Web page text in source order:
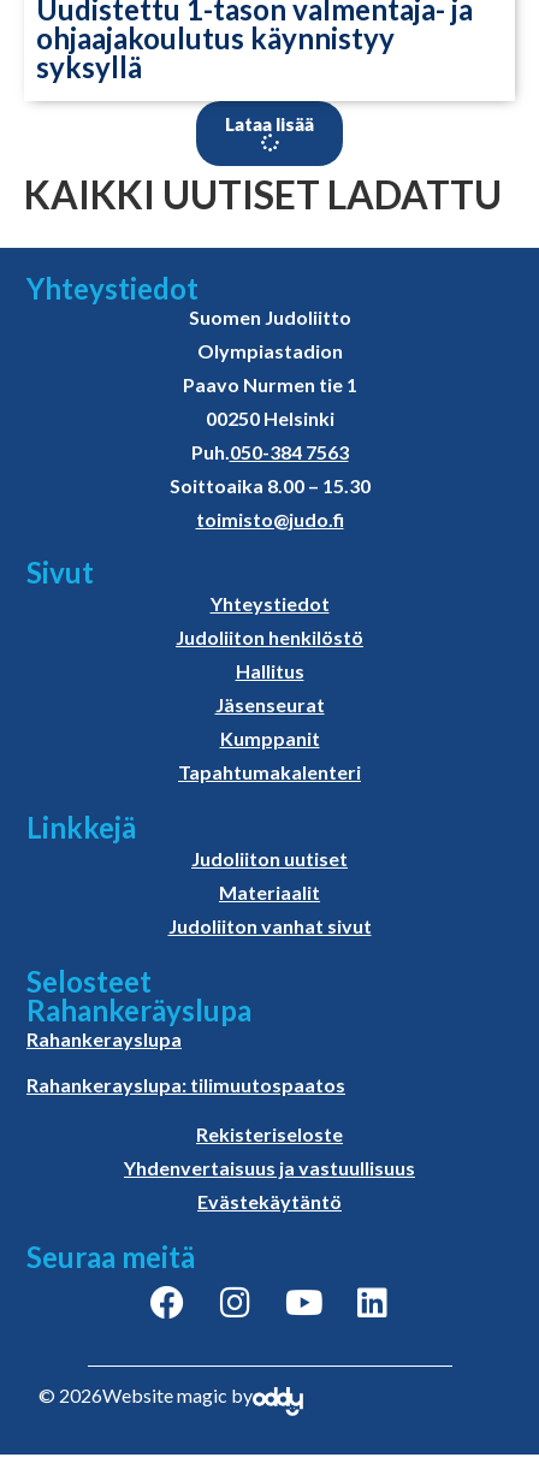
Uudistettu 1-tason valmentaja- ja
ohjaajakoulutus käynnistyy
syksyllä
Lataa lisää
KAIKKI UUTISET LADATTU
Yhteystiedot
Suomen Judoliitto
Olympiastadion
Paavo Nurmen tie 1
00250 Helsinki
Puh.050-384 7563
Soittoaika 8.00 – 15.30
toimisto@judo.fi
Sivut
Yhteystiedot
Judoliiton henkilöstö
Hallitus
Jäsenseurat
Kumppanit
Tapahtumakalenteri
Linkkejä
Judoliiton uutiset
Materiaalit
Judoliiton vanhat sivut
Selosteet
Rahankeräyslupa
Rahankerayslupa
Rahankerayslupa: tilimuutospaatos
Rekisteriseloste
Yhdenvertaisuus ja vastuullisuus
Evästekäytäntö
Seuraa meitä
© 2026Website magic by